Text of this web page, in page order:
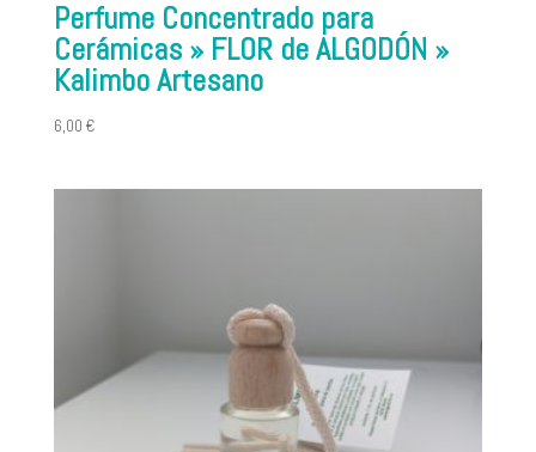
Perfume Concentrado para
Cerámicas » FLOR de ALGODÓN »
Kalimbo Artesano
6,00 €